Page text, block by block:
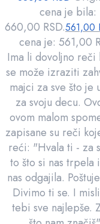
cena je bila:
660,00 RSD.561,00
cena je: 561,00
Ima li dovoljno reči
se može izraziti
majci za sve što je
za svoju decu.
ovom malom
zapisane su reči
reći: "Hvala ti - za
to što si nas trpela
nas odgajila.
Divimo ti se. I
tebi sve najlepše.